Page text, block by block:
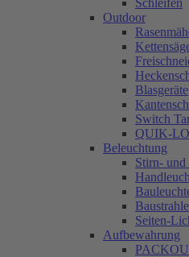
Schleifen
Outdoor
Blasgeräte
Switch
QUIK-
Beleuchtung
Stirn- und
Seiten-
Aufbewahrung